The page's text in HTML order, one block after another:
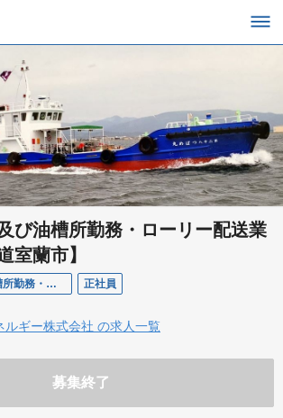
び油槽所勤務・ローリー配送業
室蘭市】
給油船乗務員及び油槽所勤務・ローリー配送業務 正社員
ルギー株式会社 の求人一覧
募集終了